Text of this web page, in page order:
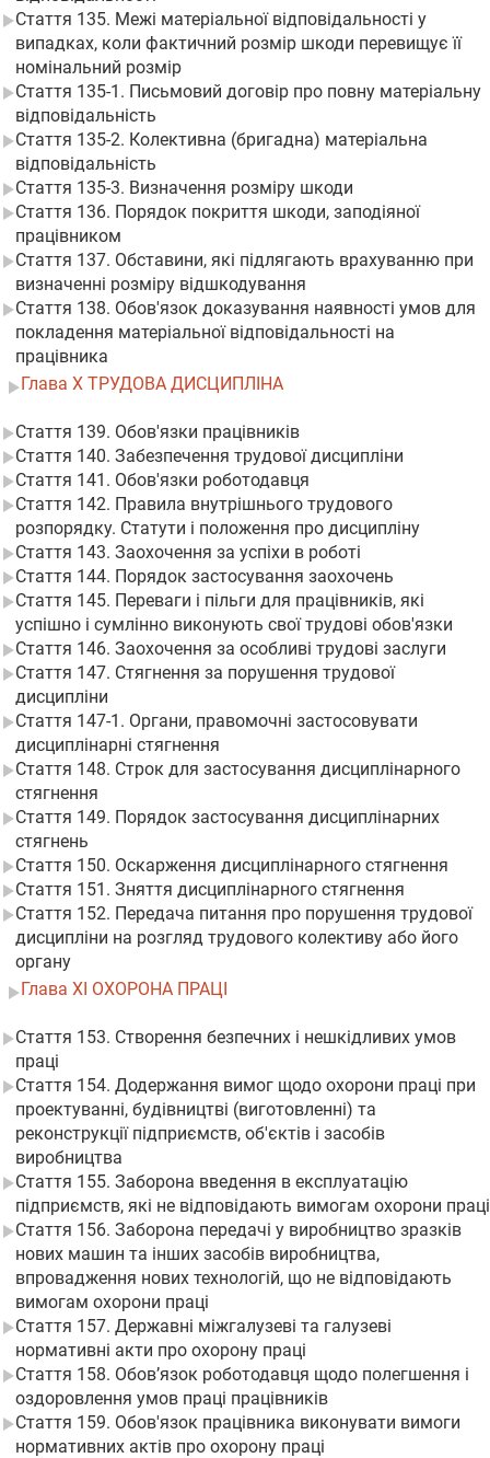
Стаття 135. Межі матеріальної відповідальності у
випадках, коли фактичний розмір шкоди перевищує її
номінальний розмір
Стаття 135-1. Письмовий договір про повну матеріальну
відповідальність
Стаття 135-2. Колективна (бригадна) матеріальна
відповідальність
Стаття 135-3. Визначення розміру шкоди
Стаття 136. Порядок покриття шкоди, заподіяної
працівником
Стаття 137. Обставини, які підлягають врахуванню при
визначенні розміру відшкодування
Стаття 138. Обов'язок доказування наявності умов для
покладення матеріальної відповідальності на
працівника
Глава X ТРУДОВА ДИСЦИПЛІНА
Стаття 139. Обов'язки працівників
Стаття 140. Забезпечення трудової дисципліни
Стаття 141. Обов'язки роботодавця
Стаття 142. Правила внутрішнього трудового
розпорядку. Статути і положення про дисципліну
Стаття 143. Заохочення за успіхи в роботі
Стаття 144. Порядок застосування заохочень
Стаття 145. Переваги і пільги для працівників, які
успішно і сумлінно виконують свої трудові обов'язки
Стаття 146. Заохочення за особливі трудові заслуги
Стаття 147. Стягнення за порушення трудової
дисципліни
Стаття 147-1. Органи, правомочні застосовувати
дисциплінарні стягнення
Стаття 148. Строк для застосування дисциплінарного
стягнення
Стаття 149. Порядок застосування дисциплінарних
стягнень
Стаття 150. Оскарження дисциплінарного стягнення
Стаття 151. Зняття дисциплінарного стягнення
Стаття 152. Передача питання про порушення трудової
дисципліни на розгляд трудового колективу або його
органу
Глава XI ОХОРОНА ПРАЦІ
Стаття 153. Створення безпечних і нешкідливих умов
праці
Стаття 154. Додержання вимог щодо охорони праці при
проектуванні, будівництві (виготовленні) та
реконструкції підприємств, об'єктів і засобів
виробництва
Стаття 155. Заборона введення в експлуатацію
підприємств, які не відповідають вимогам охорони праці
Стаття 156. Заборона передачі у виробництво зразків
нових машин та інших засобів виробництва,
впровадження нових технологій, що не відповідають
вимогам охорони праці
Стаття 157. Державні міжгалузеві та галузеві
нормативні акти про охорону праці
Стаття 158. Обов’язок роботодавця щодо полегшення і
оздоровлення умов праці працівників
Стаття 159. Обов'язок працівника виконувати вимоги
нормативних актів про охорону праці